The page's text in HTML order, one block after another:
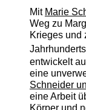
Mit Marie
Weg zu
Krieges und
entwickelt
eine
Schneider
eine Arbeit